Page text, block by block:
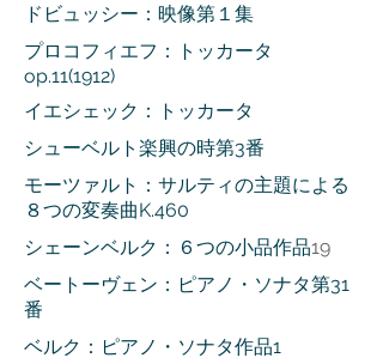
ドビュッシー：映像第１集
プロコフィエフ：トッカータ
op.11(1912)
イエシェック：トッカータ
シューベルト楽興の時第3番
モーツァルト：サルティの主題による
８つの変奏曲K.460
シェーンベルク：６つの小品作品19
ベートーヴェン：ピアノ・ソナタ第31
番
ベルク：ピアノ・ソナタ作品1